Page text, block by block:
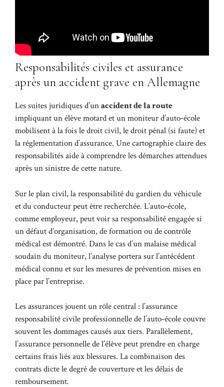
Responsabilités civiles et assurance
après un accident grave en Allemagne
Les suites juridiques d’unaccident de la route
impliquant un élève motard et un moniteur d’auto‑école
mobilisent à la fois le droit civil, le droit pénal (si faute) et
la réglementation d’assurance. Une cartographie claire des
responsabilités aide à comprendre les démarches attendues
après un sinistre de cette nature.
Sur le plan civil, la responsabilité du gardien du véhicule
et du conducteur peut être recherchée. L’auto‑école,
comme employeur, peut voir sa responsabilité engagée si
un défaut d’organisation, de formation ou de contrôle
médical est démontré. Dans le cas d’un malaise médical
soudain du moniteur, l’analyse portera sur l’antécédent
médical connu et sur les mesures de prévention mises en
place par l’entreprise.
Les assurances jouent un rôle central : l’assurance
responsabilité civile professionnelle de l’auto‑école couvre
souvent les dommages causés aux tiers. Parallèlement,
l’assurance personnelle de l’élève peut prendre en charge
certains frais liés aux blessures. La combinaison des
contrats dicte le degré de couverture et les délais de
remboursement.